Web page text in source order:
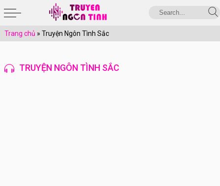
Trang chủ » Truyện Ngôn Tình Sắc
TRUYỆN NGÔN TÌNH SẮC